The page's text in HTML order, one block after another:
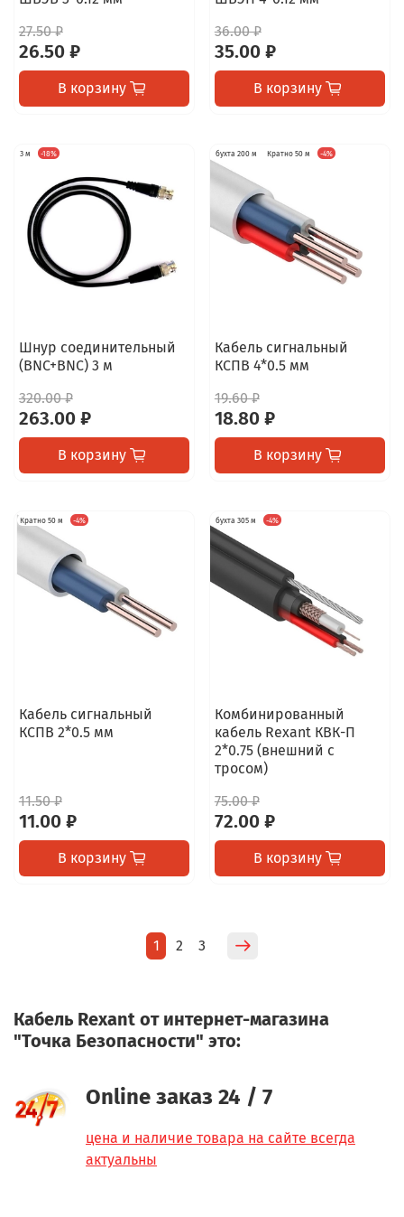
27.50 ₽
26.50 ₽
В корзину
36.00 ₽
35.00 ₽
В корзину
3 м -18%
Шнур соединительный
(BNC+BNC) 3 м
320.00 ₽
263.00 ₽
В корзину
бухта 200 м Кратно 50 м -4%
Кабель сигнальный
КСПВ 4*0.5 мм
19.60 ₽
18.80 ₽
В корзину
Кратно 50 м -4%
Кабель сигнальный
КСПВ 2*0.5 мм
11.50 ₽
11.00 ₽
В корзину
бухта 305 м -4%
Комбинированный
кабель Rexant КВК-П
2*0.75 (внешний с
тросом)
75.00 ₽
72.00 ₽
В корзину
1 2 3
Кабель Rexant от интернет-магазина
"Точка Безопасности" это:
Online заказ 24 / 7
цена и наличие товара на сайте всегда
актуальны